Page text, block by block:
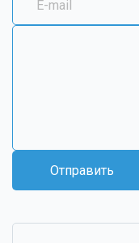
Отправить